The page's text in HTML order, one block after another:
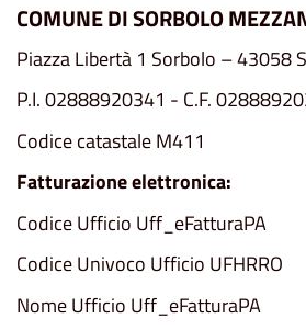
COMUNE DI SORBOLO
Piazza Libertà 1 Sorbolo – 43058
P.I. 02888920341 - C.F.
Codice catastale M411
Fatturazione elettronica:
Codice Ufficio Uff_eFatturaPA
Codice Univoco Ufficio UFHRRO
Nome Ufficio Uff_eFatturaPA